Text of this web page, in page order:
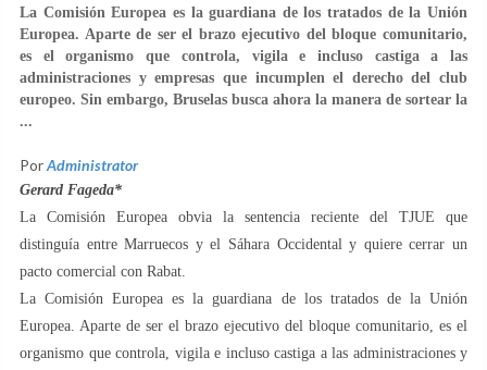
La Comisión Europea es la guardiana de los tratados de la Unión
Europea. Aparte de ser el brazo ejecutivo del bloque comunitario,
es el organismo que controla, vigila e incluso castiga a las
administraciones y empresas que incumplen el derecho del club
europeo. Sin embargo, Bruselas busca ahora la manera de sortear la
...
PorAdministrator
Gerard Fageda*
La Comisión Europea obvia la sentencia reciente del TJUE que
distinguía entre Marruecos y el Sáhara Occidental y quiere cerrar un
pacto comercial con Rabat.
La Comisión Europea es la guardiana de los tratados de la Unión
Europea. Aparte de ser el brazo ejecutivo del bloque comunitario, es el
organismo que controla, vigila e incluso castiga a las administraciones y